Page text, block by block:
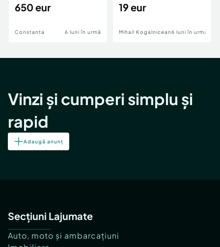
D24 si D25
650 eur
Constanta 6 luni în urmă
deschidere 71 ml la
19 eur
Mihail Kogalniceanu6 luni în urmă
Vinzi și cumperi simplu și
rapid
Adaugă anunț
Secțiuni Lajumate
Auto, moto și ambarcațiuni